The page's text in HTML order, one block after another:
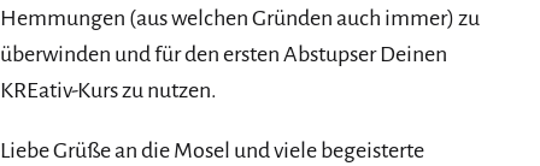
Hemmungen (aus welchen Gründen auch immer) zu
überwinden und für den ersten Abstupser Deinen
KREativ-Kurs zu nutzen.
Liebe Grüße an die Mosel und viele begeisterte